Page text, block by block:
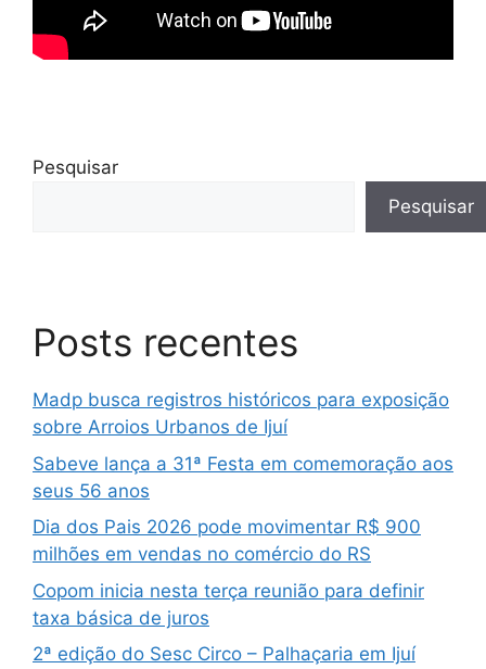
Pesquisar
Pesquisar
Posts recentes
Madp busca registros históricos para exposição
sobre Arroios Urbanos de Ijuí
Sabeve lança a 31ª Festa em comemoração aos
seus 56 anos
Dia dos Pais 2026 pode movimentar R$ 900
milhões em vendas no comércio do RS
Copom inicia nesta terça reunião para definir
taxa básica de juros
2ª edição do Sesc Circo – Palhaçaria em Ijuí